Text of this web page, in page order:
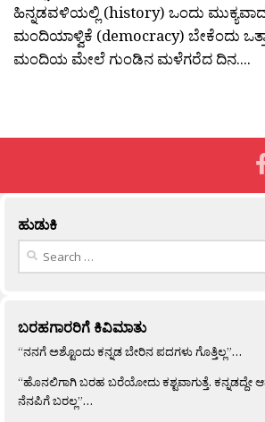
ಹಿನ್ನಡವಳಿಯಲ್ಲಿ (history) ಒಂದು
ಮಂದಿಯಾಳ್ವಿಕೆ (democracy) ಬೇಕೆಂದು
ಮಂದಿಯ ಮೇಲೆ ಗುಂಡಿನ ಮಳೆಗರೆದ ದಿನ....
ಹುಡುಕಿ
Search
ಬರಹಗಾರರಿಗೆ ಕಿವಿಮಾತು
“ನನಗೆ ಅಶ್ಟೊಂದು ಕನ್ನಡ ಬೇರಿನ ಪದಗಳು ಗೊತ್ತಿಲ್ಲ”…
“ಹೊನಲಿಗಾಗಿ ಬರಹ ಬರೆಯೋದು ಕಶ್ಟವಾಗುತ್ತೆ.
ನೆನಪಿಗೆ ಬರಲ್ಲ”…